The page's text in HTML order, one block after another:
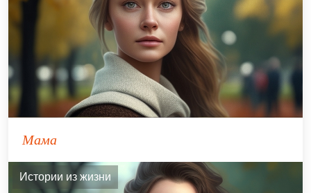
Мама
Истории из жизни